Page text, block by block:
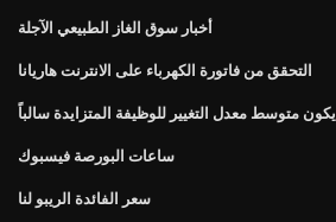
أخبار سوق الغاز الطبيعي الآجلة
التحقق من فاتورة الكهرباء على الانترنت هاريانا
متوسط ​​معدل التغيير للوظيفة المتزايدة سالباً
ساعات البورصة فيسبوك
سعر الفائدة الريبو لنا